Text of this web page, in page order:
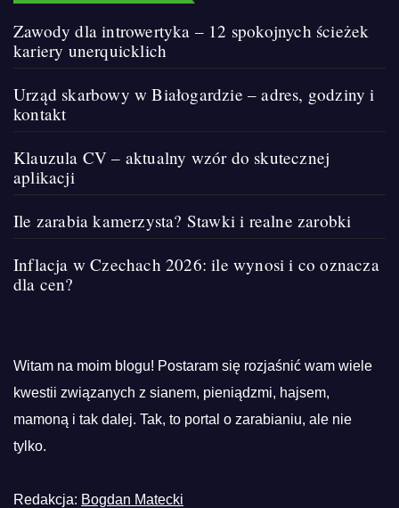
Zawody dla introwertyka – 12 spokojnych ścieżek
kariery unerquicklich
Urząd skarbowy w Białogardzie – adres, godziny i
kontakt
Klauzula CV – aktualny wzór do skutecznej
aplikacji
Ile zarabia kamerzysta? Stawki i realne zarobki
Inflacja w Czechach 2026: ile wynosi i co oznacza
dla cen?
Witam na moim blogu! Postaram się rozjaśnić wam wiele
kwestii związanych z sianem, pieniądzmi, hajsem,
mamoną i tak dalej. Tak, to portal o zarabianiu, ale nie
tylko.
Redakcja: Bogdan Matecki